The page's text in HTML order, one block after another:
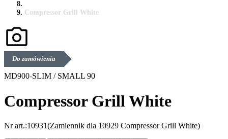
Compressor Grill White
Do zamówienia
MD900-SLIM / SMALL 90
Compressor Grill White
Nr art.:10931(Zamiennik dla 10929 Compressor Grill White)